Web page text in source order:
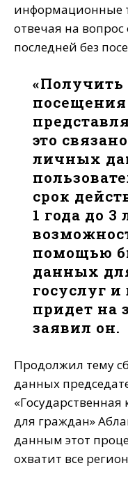
информационные
отвечая на
последней без
«Получить
это
личных
срок
1 года до
помощью
данных
госуслуг
придет на
заявил он.
Продолжил тему
данных
для граждан»
данным этот
охватит все